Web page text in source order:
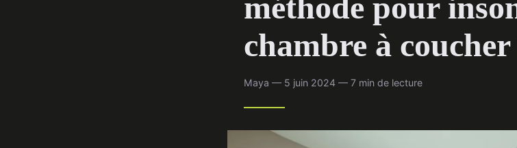
chambre à coucher
Maya — 5 juin 2024 — 7 min de lecture